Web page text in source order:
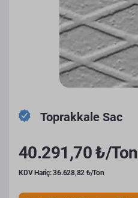
Toprakkale Sac
40.291,70 ₺/Ton
KDV Hariç: 36.628,82 ₺/Ton